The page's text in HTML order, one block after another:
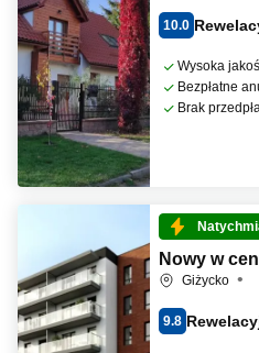
10.0
Wysoka
Bezpłatne
Brak
Nowy w
Giżycko
9.8